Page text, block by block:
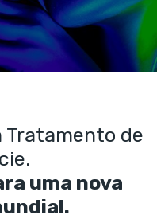
Tratamento de
uma nova